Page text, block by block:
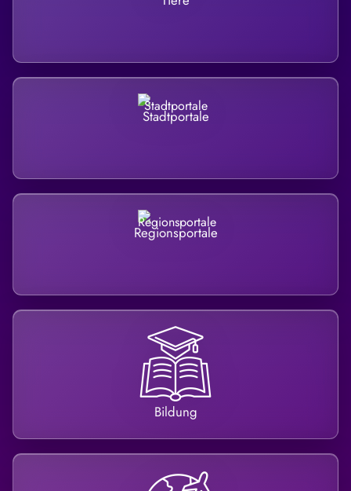
Stadtportale
Regionsportale
Bildung